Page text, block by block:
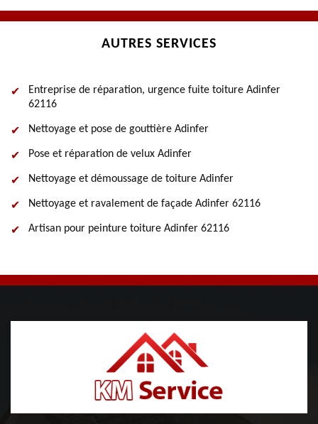
AUTRES SERVICES
Entreprise de réparation, urgence fuite toiture Adinfer
62116
Nettoyage et pose de gouttière Adinfer
Pose et réparation de velux Adinfer
Nettoyage et démoussage de toiture Adinfer
Nettoyage et ravalement de façade Adinfer 62116
Artisan pour peinture toiture Adinfer 62116